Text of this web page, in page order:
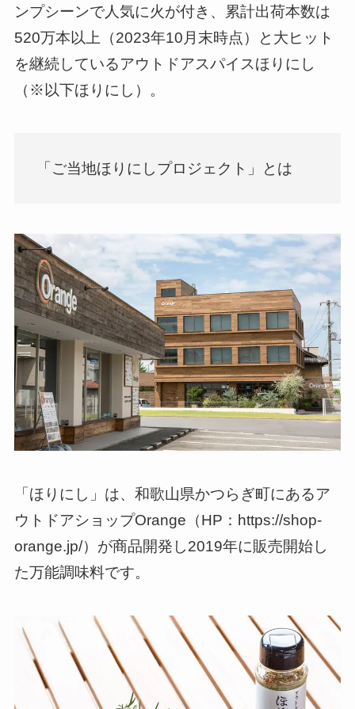
ンプシーンで人気に火が付き、累計出荷本数は
520万本以上（2023年10月末時点）と大ヒット
を継続しているアウトドアスパイスほりにし
（※以下ほりにし）。
「ご当地ほりにしプロジェクト」とは
「ほりにし」は、和歌山県かつらぎ町にあるア
ウトドアショップOrange（HP：https://shop-
orange.jp/）が商品開発し2019年に販売開始し
た万能調味料です。